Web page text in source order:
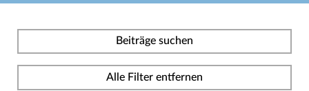
Beiträge suchen
Alle Filter entfernen